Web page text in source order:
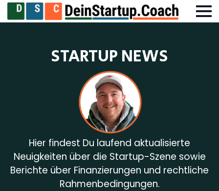
STARTUP NEWS
Hier findest Du laufend aktualisierte
Neuigkeiten über die Startup-Szene sowie
Berichte über Finanzierungen und rechtliche
Rahmenbedingungen.